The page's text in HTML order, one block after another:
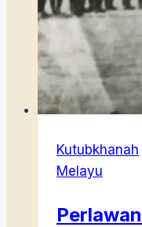
Kutubkhanah
Melayu